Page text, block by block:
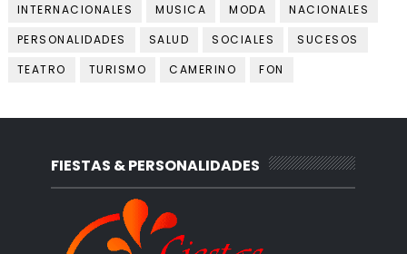
INTERNACIONALES
MUSICA MODA
NACIONALES
PERSONALIDADES
SALUD SOCIALES
SUCESOS
TEATRO
TURISMO CAMERINO FON
FIESTAS & PERSONALIDADES